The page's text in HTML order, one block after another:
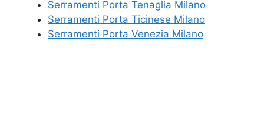
Serramenti Porta Tenaglia Milano
Serramenti Porta Ticinese Milano
Serramenti Porta Venezia Milano